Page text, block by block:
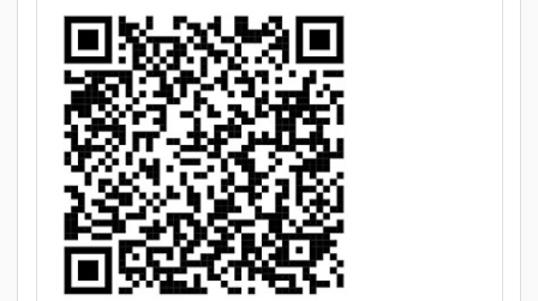
podderzhki/Grazhdane-imeyuschie-detej
Задать интересующие вопросы можно по телефону
горячей линии: 8 (4212) 23-23-23.